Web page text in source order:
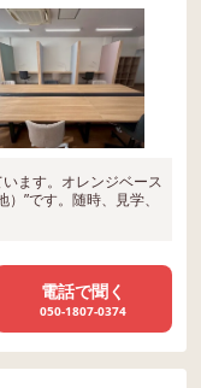
ます。オレンジベース
”です。随時、見学、
電話で聞く
050-1807-0374